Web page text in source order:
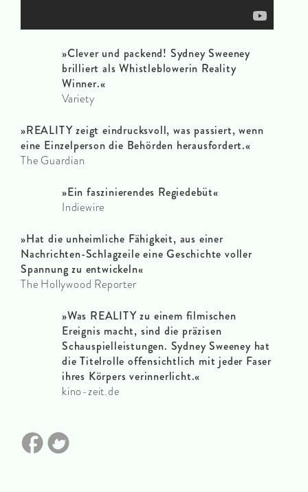
»Clever und packend! Sydney Sweeney
brilliert als Whistleblowerin Reality
Winner.«
Variety
»REALITY zeigt eindrucksvoll, was passiert, wenn
eine Einzelperson die Behörden herausfordert.«
The Guardian
»Ein faszinierendes Regiedebüt«
Indiewire
»Hat die unheimliche Fähigkeit, aus einer
Nachrichten-Schlagzeile eine Geschichte voller
Spannung zu entwickeln«
The Hollywood Reporter
»Was REALITY zu einem filmischen
Ereignis macht, sind die präzisen
Schauspielleistungen. Sydney Sweeney hat
die Titelrolle offensichtlich mit jeder Faser
ihres Körpers verinnerlicht.«
kino-zeit.de